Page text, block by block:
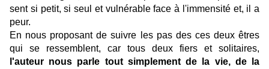
sent si petit, si seul et vulnérable face à l'immensité et, il a
peur.
En nous proposant de suivre les pas des ces deux êtres
qui se ressemblent, car tous deux fiers et solitaires,
l'auteur nous parle tout simplement de la vie, de la